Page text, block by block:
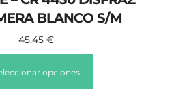
BLANCO S/M
45,45 €
opciones